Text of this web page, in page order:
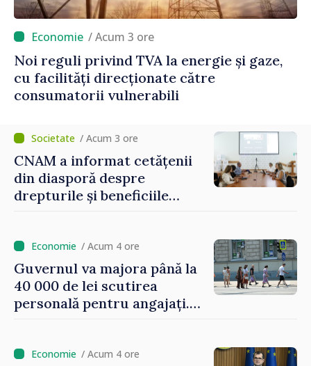
/ Acum 3 ore
Noi reguli privind TVA la energie și gaze,
cu facilități direcționate către
consumatorii vulnerabili
/ Acum 3 ore
CNAM a informat cetățenii
din diasporă despre
drepturile și beneficiile
/ Acum 4 ore
Guvernul va majora până la
40 000 de lei scutirea
personală pentru angajați.
oamenilor”/ Acum 4 ore